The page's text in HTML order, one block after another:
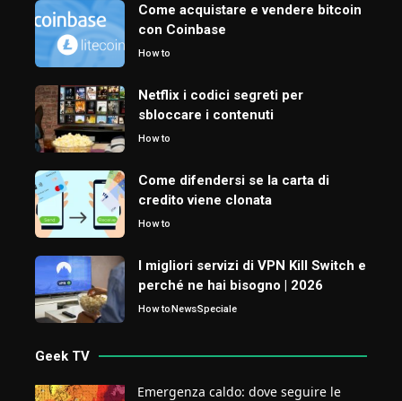
Come acquistare e vendere bitcoin
con Coinbase
How to
Netflix i codici segreti per
sbloccare i contenuti
How to
Come difendersi se la carta di
credito viene clonata
How to
I migliori servizi di VPN Kill Switch e
perché ne hai bisogno | 2026
How toNewsSpeciale
Geek TV
Emergenza caldo: dove seguire le